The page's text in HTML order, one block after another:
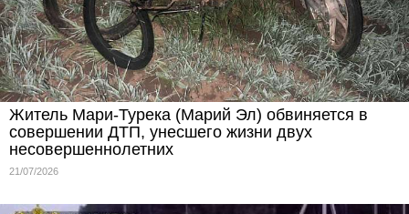
Житель Мари-Турека (Марий Эл) обвиняется в
совершении ДТП, унесшего жизни двух
несовершеннолетних
21/07/2026